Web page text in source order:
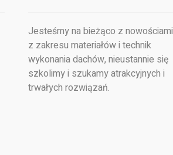
Jesteśmy na bieżąco z nowościami
z zakresu materiałów i technik
wykonania dachów, nieustannie się
szkolimy i szukamy atrakcyjnych i
trwałych rozwiązań.